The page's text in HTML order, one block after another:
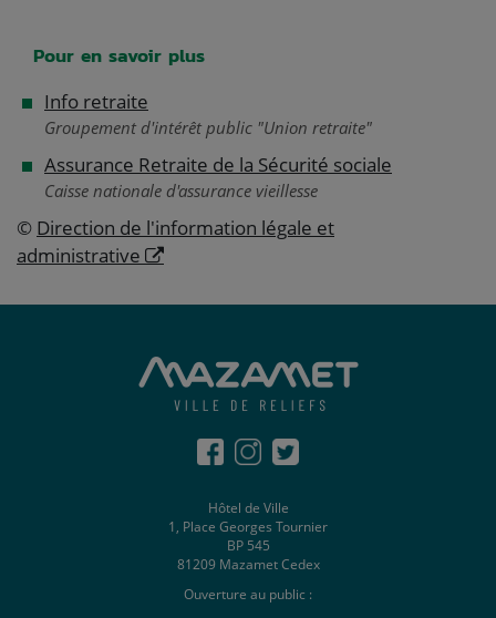
Pour en savoir plus
Info retraite
Groupement d'intérêt public "Union retraite"
Assurance Retraite de la Sécurité sociale
Caisse nationale d'assurance vieillesse
© Direction de l'information légale et
administrative
Hôtel de Ville
1, Place Georges Tournier
BP 545
81209 Mazamet Cedex
Ouverture au public :